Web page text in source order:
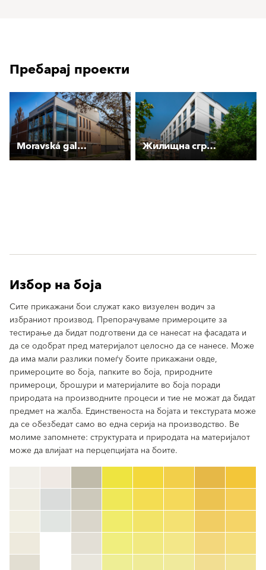
Пребарај проекти
Moravská galerie Brno Жилищна сграда Дерелиев
Избор на боја
Сите прикажани бои служат како визуелен водич за
избраниот производ. Препорачуваме примероците за
тестирање да бидат подготвени да се нанесат на фасадата и
да се одобрат пред материјалот целосно да се нанесе. Може
да има мали разлики помеѓу боите прикажани овде,
примероците во боја, папките во боја, природните
примероци, брошури и материјалите во боја поради
природата на производните процеси и тие не можат да бидат
предмет на жалба. Единственоста на бојата и текстурата може
да се обезбедат само во една серија на производство. Ве
молиме запомнете: структурата и природата на материјалот
може да влијаат на перцепцијата на боите.